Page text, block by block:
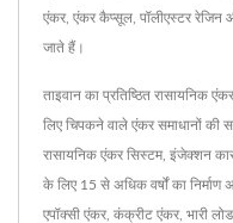
एंकर, एंकर कैप्सूल, पॉलीएस्टर रेजिन
जाते हैं।
ताइवान का प्रतिष्ठित रासायनिक
लिए चिपकने वाले एंकर समाधानों की
रासायनिक एंकर सिस्टम, इंजेक्शन
के लिए 15 से अधिक वर्षों का
एपॉक्सी एंकर, कंक्रीट एंकर, भारी